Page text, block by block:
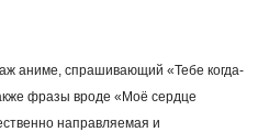
аниме, спрашивающий «Тебе когда-
фразы вроде «Моё сердце
направляемая и